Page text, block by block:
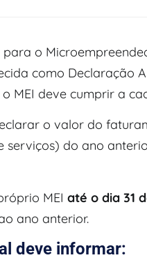
para o
como Declaração
MEI deve cumprir a
o valor do
do ano
MEI até o dia 31
ano anterior.
deve informar: